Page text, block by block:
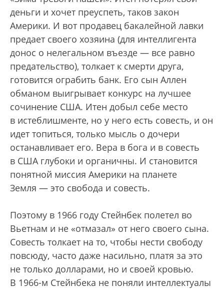
деньги и хочет преуспеть, таков закон
Америки. И вот продавец бакалейной лавки
предает своего хозяина (для интеллигента
донос о нелегальном въезде — все равно
предательство), толкает к смерти друга,
готовится ограбить банк. Его сын Аллен
обманом выигрывает конкурс на лучшее
сочинение США. Итен добыл себе место
в истеблишменте, но у него есть совесть, и он
идет топиться, только мысль о дочери
останавливает его. Вера в бога и в совесть
в США глубоки и органичны. И становится
понятной миссия Америки на планете
Земля — это свобода и совесть.
Поэтому в 1966 году Стейнбек полетел во
Вьетнам и не «отмазал» от него своего сына.
Совесть толкает на то, чтобы нести свободу
повсюду, часто даже насильно, платя за это
не только долларами, но и своей кровью.
В 1966-м Стейнбека не поняли интеллектуалы